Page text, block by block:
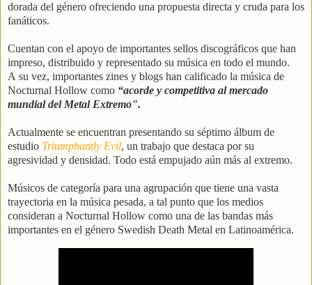
dorada del género ofreciendo una propuesta directa y cruda para los
fanáticos.
Cuentan con el apoyo de importantes sellos discográficos que han
impreso, distribuido y representado su música en todo el mundo.
A su vez, importantes zines y blogs han calificado la música de
Nocturnal Hollow como “acorde y competitiva al mercado
mundial del Metal Extremo".
Actualmente se encuentran presentando su séptimo álbum de
estudio Triumphantly Evil, un trabajo que destaca por su
agresividad y densidad. Todo está empujado aún más al extremo.
Músicos de categoría para una agrupación que tiene una vasta
trayectoria en la música pesada, a tal punto que los medios
consideran a Nocturnal Hollow como una de las bandas más
importantes en el género Swedish Death Metal en Latinoamérica.